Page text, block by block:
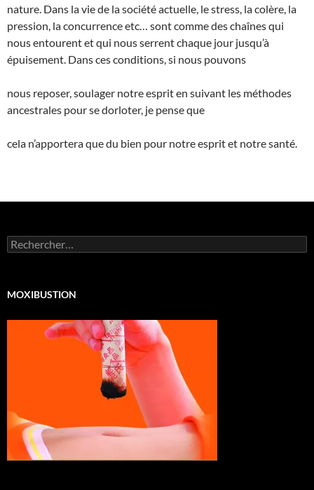
nature. Dans la vie de la société actuelle, le stress, la colère, la
pression, la concurrence etc… sont comme des chaînes qui
nous entourent et qui nous serrent chaque jour jusqu’à
épuisement. Dans ces conditions, si nous pouvons
nous reposer, soulager notre esprit en suivant les méthodes
ancestrales pour se dorloter, je pense que
cela n’apportera que du bien pour notre esprit et notre santé.
Rechercher :
MOXIBUSTION